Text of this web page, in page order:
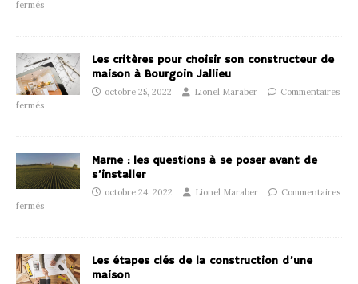
fermés
Les critères pour choisir son constructeur de
maison à Bourgoin Jallieu
octobre 25, 2022 Lionel Maraber
Commentaires
fermés
Marne : les questions à se poser avant de
s’installer
octobre 24, 2022 Lionel Maraber
Commentaires
fermés
Les étapes clés de la construction d’une
maison